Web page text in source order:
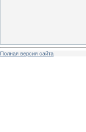
Полная версия сайта